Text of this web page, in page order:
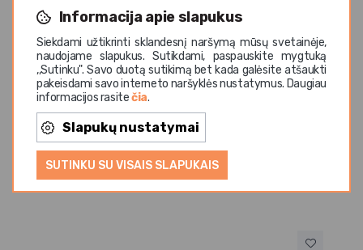
Informacija apie slapukus
Siekdami užtikrinti sklandesnį naršymą mūsų svetainėje,
naudojame slapukus. Sutikdami, paspauskite mygtuką
,,Sutinku". Savo duotą sutikimą bet kada galėsite atšaukti
pakeisdami savo interneto naršyklės nustatymus. Daugiau
informacijos rasitečia.
Slapukų nustatymai
SUTINKU SU VISAIS SLAPUKAIS
daugiasluoksnis dugnas, užtikrinantis efektyviu
šilumos pasiskirstymą Saugus naudojimas dėl tvirtų,
neįkaistančių plieninių rankenų Tinka plauti
indaplovėse
Panašios prekės